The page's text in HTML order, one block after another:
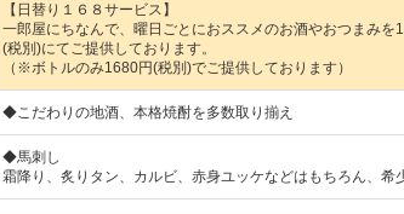
【日替り１６８サービス】
一郎屋にちなんで、曜日ごとにおススメのお酒やおつまみを
(税別)にてご提供しております。
（※ボトルのみ1680円(税別)でご提供しております）
◆こだわりの地酒、本格焼酎を多数取り揃え
◆馬刺し
霜降り、炙りタン、カルビ、赤身ユッケなどはもちろん、希